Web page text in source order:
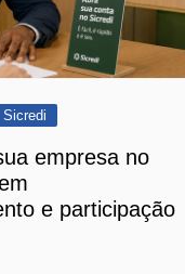
Sicredi
empresa no
e participação